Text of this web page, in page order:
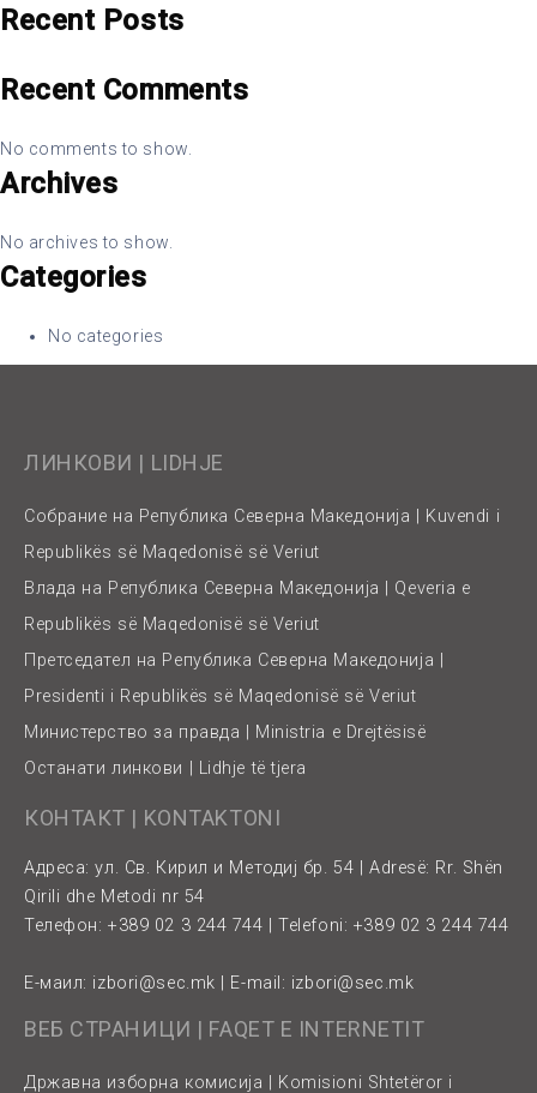
Recent Posts
Recent Comments
No comments to show.
Archives
No archives to show.
Categories
No categories
ЛИНКОВИ | LIDHJE
Собрание на Република Северна Македонија | Kuvendi i
Republikës së Maqedonisë së Veriut
Влада на Република Северна Македонија | Qeveria e
Republikës së Maqedonisë së Veriut
Претседател на Република Северна Македонија |
Presidenti i Republikës së Maqedonisë së Veriut
Министерство за правда | Ministria e Drejtësisë
Останати линкови | Lidhje të tjera
КОНТАКТ | KONTAKTONI
Адреса: ул. Св. Кирил и Методиј бр. 54 | Adresë: Rr. Shën
Qirili dhe Metodi nr 54
Телефон: +389 02 3 244 744 | Telefoni: +389 02 3 244 744
Е-маил: izbori@sec.mk | E-mail: izbori@sec.mk
ВЕБ СТРАНИЦИ | FAQET E INTERNETIT
Државна изборна комисија | Komisioni Shtetëror i